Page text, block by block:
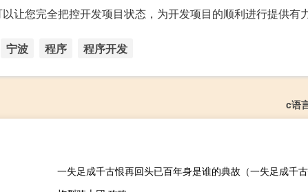
让您完全把控开发项目状态，为开发项目的顺利进行提供有力
宁波 程序 程序开发
c语